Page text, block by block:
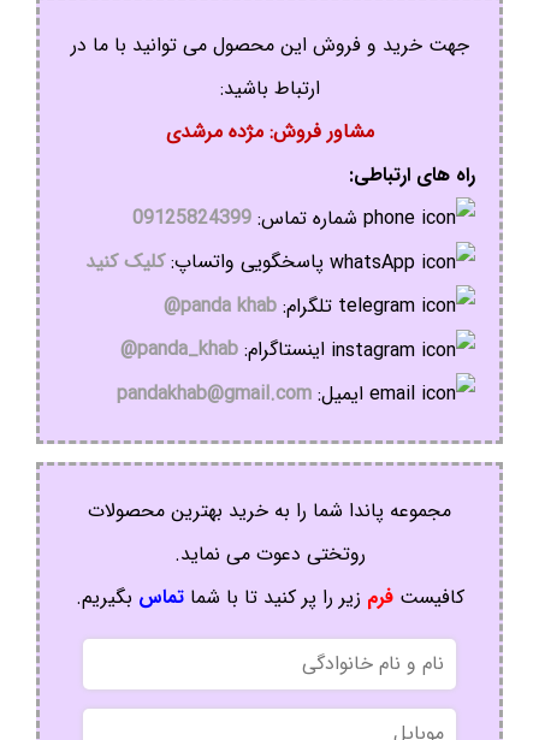
جهت خرید و فروش این محصول می توانید با ما در
ارتباط باشید:
مشاور فروش: مژده مرشدی
راه های ارتباطی:
شماره تماس: 09125824399
پاسخگویی واتساپ:کلیک کنید
تلگرام: panda khab@
اینستاگرام: panda_khab@
ایمیل: pandakhab@gmail.com
مجموعه پاندا شما را به خرید بهترین محصولات
روتختی دعوت می نماید.
کافیستفرم زیر را پر کنید تا با شماتماس بگیریم.
نام
و
نام
خانوادگی
موبایل